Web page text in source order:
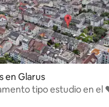
en Glarus
tipo estudio en el